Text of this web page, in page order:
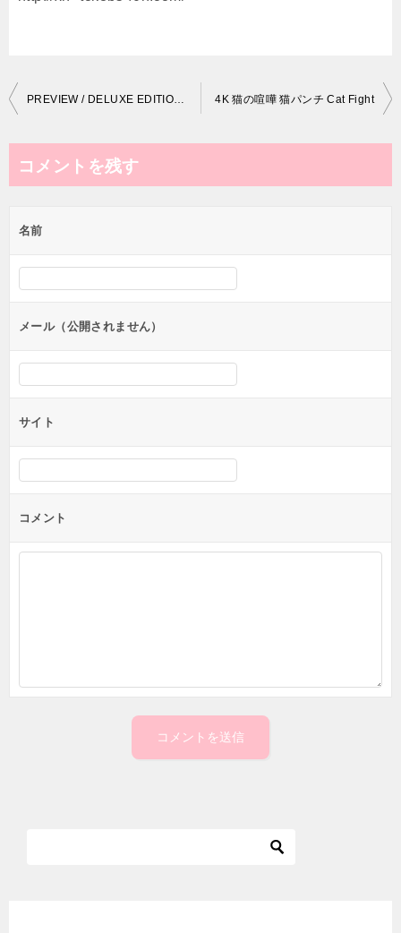
投
ビ
ー
シ
ン
PREVIEW / DELUXE EDITION ” CULT STYLE ” ft NK/ IMPSTATIC 4K 猫の喧嘩 猫パンチ Cat Fight
コメントを残す
名前
メール（公開されません）
サイト
コメント